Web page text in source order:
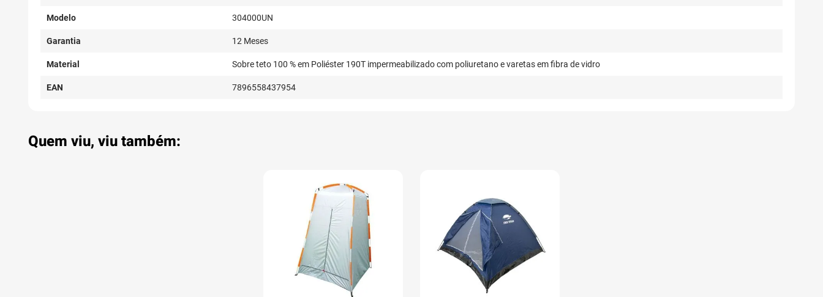
Modelo 304000UN
Garantia 12 Meses
Material Sobre teto 100 % em Poliéster 190T impermeabilizado com poliuretano e varetas em fibra de vidro
EAN 7896558437954
Quem viu, viu também: